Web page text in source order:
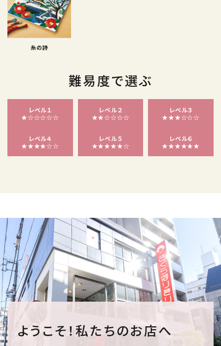
糸の詩
難易度で選ぶ
レベル１
★☆☆☆☆☆
レベル２
★★☆☆☆☆
レベル３
★★★☆☆☆
レベル４
★★★★☆☆
レベル５
★★★★★☆
レベル６
★★★★★★
ようこそ！私たちのお店へ